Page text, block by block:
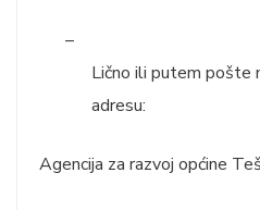
–
Lično ili putem pošte
adresu:
Agencija za razvoj općine